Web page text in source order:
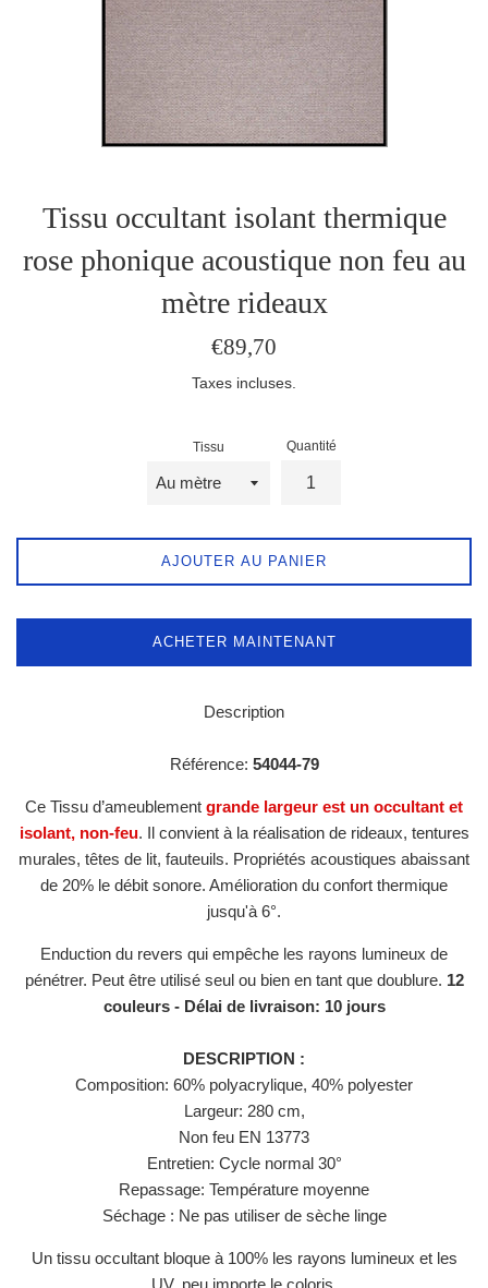
Tissu occultant isolant thermique
rose phonique acoustique non feu au
mètre rideaux
Prix
€89,70
Taxes incluses.
Tissu Quantité
AJOUTER AU PANIER
ACHETER MAINTENANT
Description
Référence: 54044-79
Ce Tissu d’ameublement grande largeur est un occultant et
isolant, non-feu. Il convient à la réalisation de rideaux, tentures
murales, têtes de lit, fauteuils. Propriétés acoustiques abaissant
de 20% le débit sonore. Amélioration du confort thermique
jusqu'à 6°.
Enduction du revers qui empêche les rayons lumineux de
pénétrer. Peut être utilisé seul ou bien en tant que doublure. 12
couleurs - Délai de livraison: 10 jours
DESCRIPTION :
Composition: 60% polyacrylique, 40% polyester
Largeur: 280 cm,
Non feu EN 13773
Entretien: Cycle normal 30°
Repassage: Température moyenne
Séchage : Ne pas utiliser de sèche linge
Un tissu occultant bloque à 100% les rayons lumineux et les
UV, peu importe le coloris.